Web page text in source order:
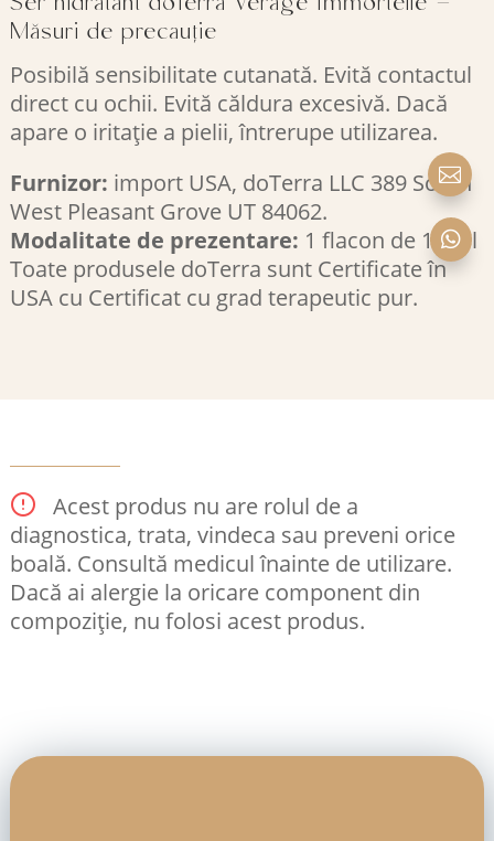
Măsuri de precauție
Posibilă sensibilitate cutanată. Evită contactul
direct cu ochii. Evită căldura excesivă. Dacă
apare o iritație a pielii, întrerupe utilizarea.
Furnizor: import USA, doTerra LLC 389 South
West Pleasant Grove UT 84062.
Modalitate de prezentare: 1 flacon de 15 ml
Toate produsele doTerra sunt Certificate în
USA cu Certificat cu grad terapeutic pur.
Acest produs nu are rolul de a
diagnostica, trata, vindeca sau preveni orice
boală. Consultă medicul înainte de utilizare.
Dacă ai alergie la oricare component din
compoziție, nu folosi acest produs.

